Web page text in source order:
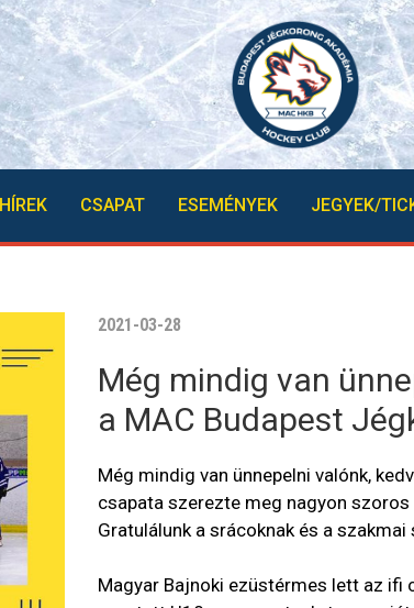
HÍREK CSAPAT ESEMÉNYEK JEGYEK/
2021-03-28
Még mindig van
a MAC Budapest
Még mindig van ünnepelni valónk,
csapata szerezte meg nagyon
Gratulálunk a srácoknak és a
Magyar Bajnoki ezüstérmes lett az ifi